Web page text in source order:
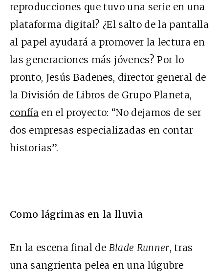
reproducciones que tuvo una serie en una
plataforma digital? ¿El salto de la pantalla
al papel ayudará a promover la lectura en
las generaciones más jóvenes? Por lo
pronto, Jesús Badenes, director general de
la División de Libros de Grupo Planeta,
confía en el proyecto: “No dejamos de ser
dos empresas especializadas en contar
historias”.
Como lágrimas en la lluvia
En la escena final de Blade Runner, tras
una sangrienta pelea en una lúgubre